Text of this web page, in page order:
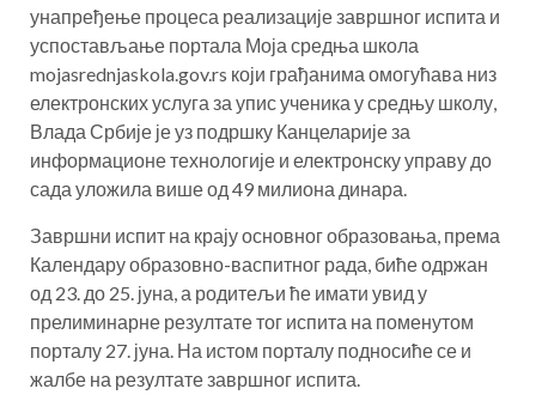
унапређење процеса реализације завршног испита и
успостављање портала Моја средња школа
mojasrednjaskola.gov.rs који грађанима омогућава низ
електронских услуга за упис ученика у средњу школу,
Влада Србије је уз подршку Канцеларије за
информационе технологије и електронску управу до
сада уложила више од 49 милиона динара.
Завршни испит на крају основног образовања, према
Календару образовно-васпитног рада, биће одржан
од 23. до 25. јуна, а родитељи ће имати увид у
прелиминарне резултате тог испита на поменутом
порталу 27. јуна. На истом порталу подносиће се и
жалбе на резултате завршног испита.